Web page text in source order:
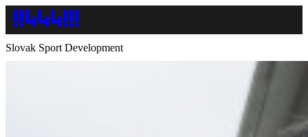
Slovak Sport Development